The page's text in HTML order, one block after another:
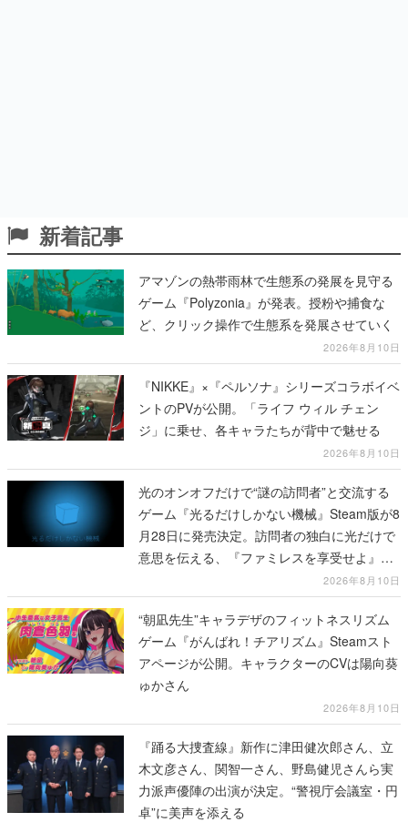
新着記事
アマゾンの熱帯雨林で生態系の発展を見守る
ゲーム『Polyzonia』が発表。授粉や捕食な
ど、クリック操作で生態系を発展させていく
2026年8月10日
『NIKKE』×『ペルソナ』シリーズコラボイベ
ントのPVが公開。「ライフ ウィル チェン
ジ」に乗せ、各キャラたちが背中で魅せる
2026年8月10日
光のオンオフだけで“謎の訪問者”と交流する
ゲーム『光るだけしかない機械』Steam版が8
月28日に発売決定。訪問者の独白に光だけで
意思を伝える、『ファミレスを享受せよ』開
2026年8月10日
“朝凪先生”キャラデザのフィットネスリズム
ゲーム『がんばれ！チアリズム』Steamスト
アページが公開。キャラクターのCVは陽向葵
ゅかさん
2026年8月10日
『踊る大捜査線』新作に津田健次郎さん、立
木文彦さん、関智一さん、野島健児さんら実
力派声優陣の出演が決定。“警視庁会議室・円
卓”に美声を添える